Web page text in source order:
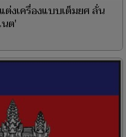
ต่งเครื่องแบบเต็มยศ ลั่น
ต'